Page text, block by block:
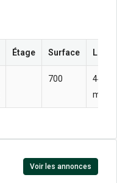
Étage Surface
700
44.57
m² an
Voir les annonces